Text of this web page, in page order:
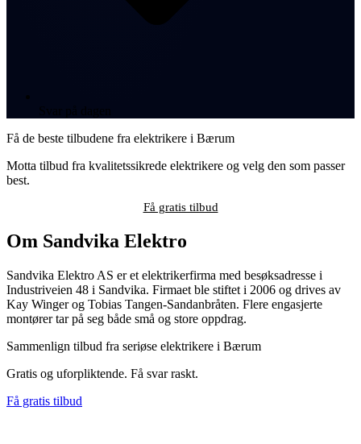
Få de beste tilbudene fra elektrikere i Bærum
Motta tilbud fra kvalitetssikrede elektrikere og velg den som passer
best.
Få gratis tilbud
Om Sandvika Elektro
Sandvika Elektro AS er et elektrikerfirma med besøksadresse i
Industriveien 48 i Sandvika. Firmaet ble stiftet i 2006 og drives av
Kay Winger og Tobias Tangen-Sandanbråten. Flere engasjerte
montører tar på seg både små og store oppdrag.
Sammenlign tilbud fra seriøse elektrikere i Bærum
Gratis og uforpliktende. Få svar raskt.
Få gratis tilbud